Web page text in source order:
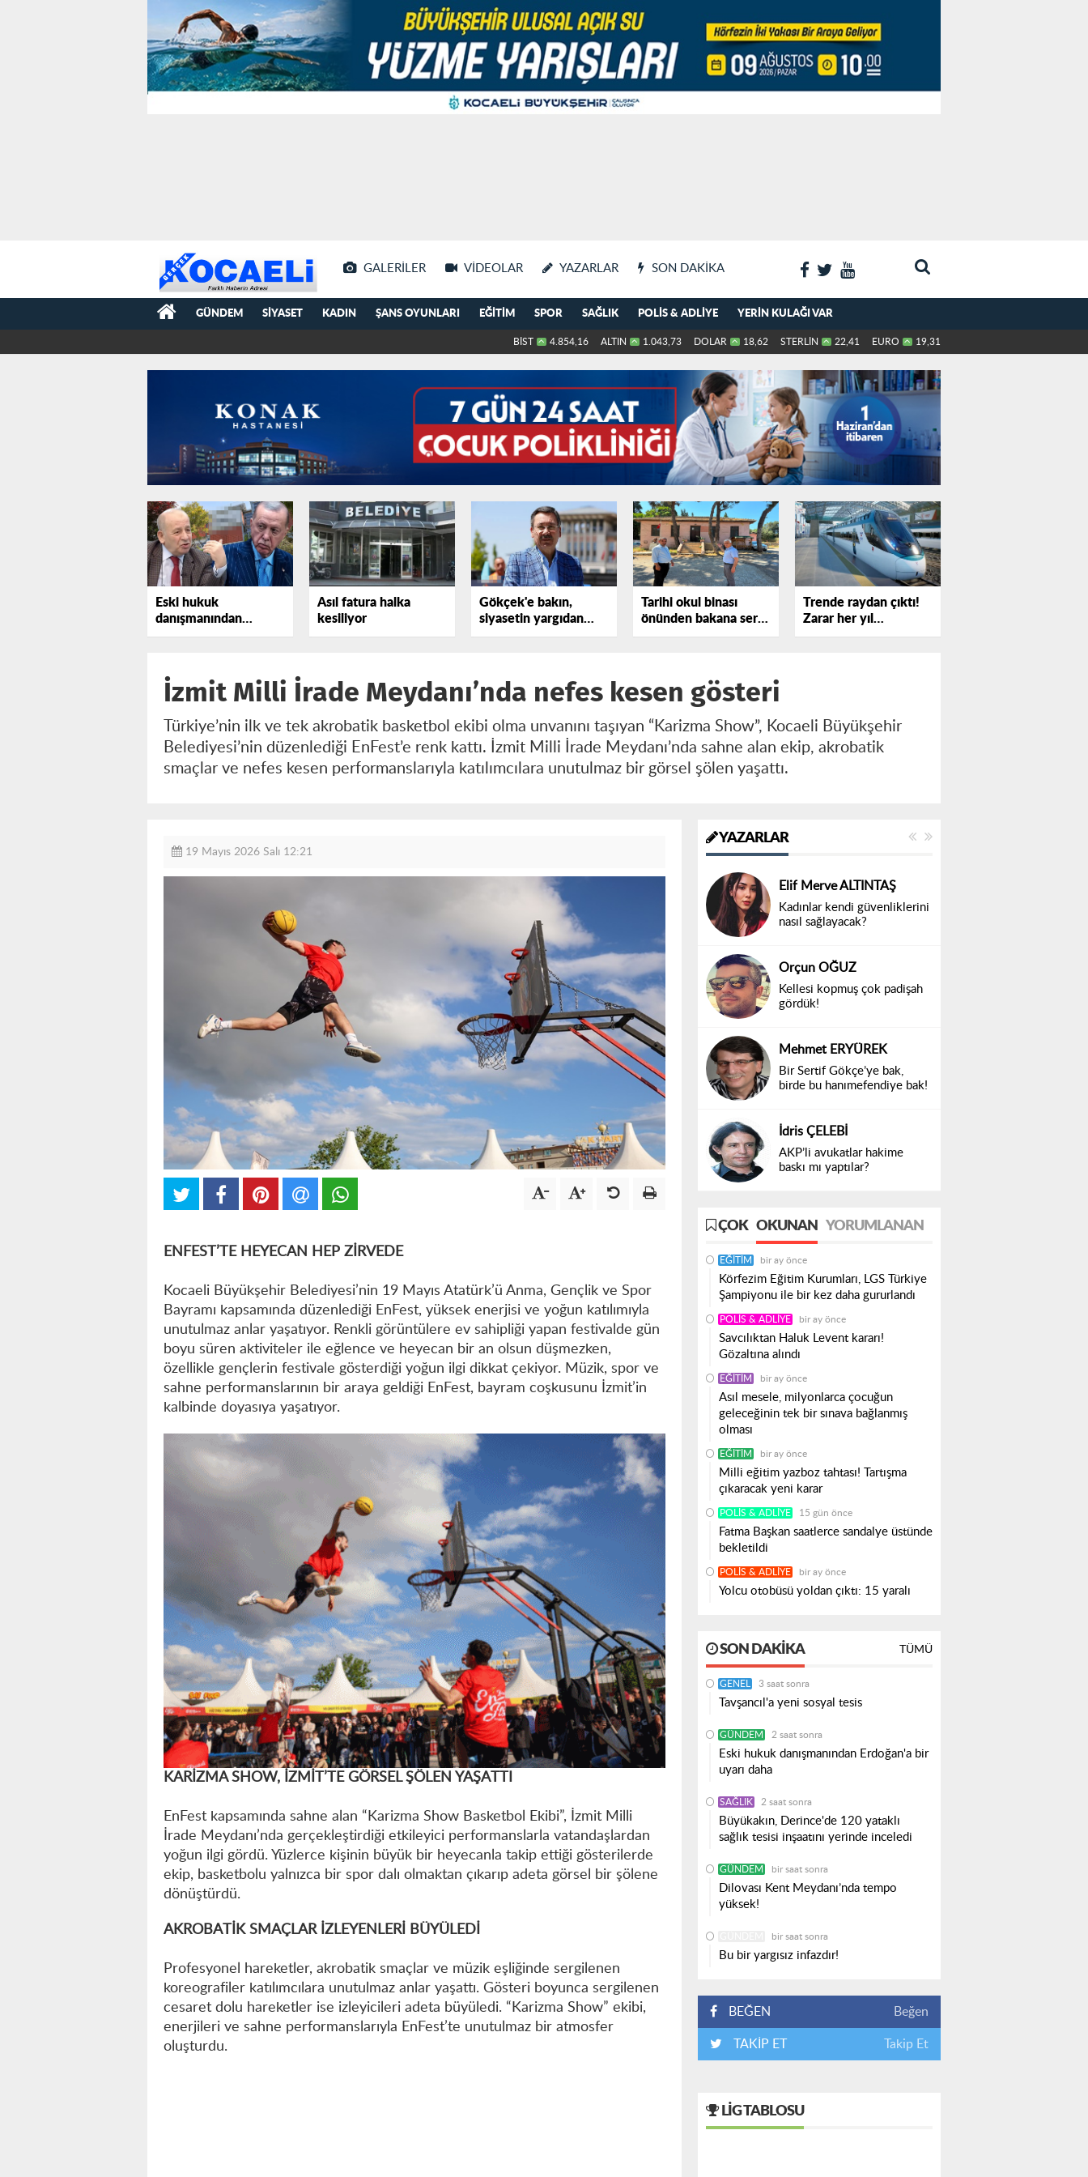
GALERILER VIDEOLAR YAZARLAR SON DAKIKA
GÜNDEM SIYASET KADIN ŞANS OYUNLARI EĞITIM SPOR SAĞLIK POLIS & ADLIYE YERIN KULAĞI VAR
BİST 4.854,16 ALTIN 1.043,73 DOLAR 18,62 STERLİN 22,41 EURO 19,31
Eski hukuk
danışmanından
Erdoğan'a bir uyarı
Asıl fatura halka
kesiliyor
Gökçek'e bakın,
siyasetin yargıdan
elini çekmediğini
Tarihi okul binası
önünden bakana sert
tepki gösterdi!
Trende raydan çıktı!
Zarar her yıl
katlanıyor
İzmit Milli İrade Meydanı’nda nefes kesen gösteri
Türkiye’nin ilk ve tek akrobatik basketbol ekibi olma unvanını taşıyan “Karizma Show”, Kocaeli Büyükşehir
Belediyesi’nin düzenlediği EnFest’e renk kattı. İzmit Milli İrade Meydanı’nda sahne alan ekip, akrobatik
smaçlar ve nefes kesen performanslarıyla katılımcılara unutulmaz bir görsel şölen yaşattı.
19 Mayıs 2026 Salı 12:21
ENFEST’TE HEYECAN HEP ZİRVEDE
Kocaeli Büyükşehir Belediyesi’nin 19 Mayıs Atatürk’ü Anma, Gençlik ve Spor
Bayramı kapsamında düzenlediği EnFest, yüksek enerjisi ve yoğun katılımıyla
unutulmaz anlar yaşatıyor. Renkli görüntülere ev sahipliği yapan festivalde gün
boyu süren aktiviteler ile eğlence ve heyecan bir an olsun düşmezken,
özellikle gençlerin festivale gösterdiği yoğun ilgi dikkat çekiyor. Müzik, spor ve
sahne performanslarının bir araya geldiği EnFest, bayram coşkusunu İzmit’in
kalbinde doyasıya yaşatıyor.
KARİZMA SHOW, İZMİT’TE GÖRSEL ŞÖLEN YAŞATTI
EnFest kapsamında sahne alan “Karizma Show Basketbol Ekibi”, İzmit Milli
İrade Meydanı’nda gerçekleştirdiği etkileyici performanslarla vatandaşlardan
yoğun ilgi gördü. Yüzlerce kişinin büyük bir heyecanla takip ettiği gösterilerde
ekip, basketbolu yalnızca bir spor dalı olmaktan çıkarıp adeta görsel bir şölene
dönüştürdü.
AKROBATİK SMAÇLAR İZLEYENLERİ BÜYÜLEDİ
Profesyonel hareketler, akrobatik smaçlar ve müzik eşliğinde sergilenen
koreografiler katılımcılara unutulmaz anlar yaşattı. Gösteri boyunca sergilenen
cesaret dolu hareketler ise izleyicileri adeta büyüledi. “Karizma Show” ekibi,
enerjileri ve sahne performanslarıyla EnFest’te unutulmaz bir atmosfer
oluşturdu.
YAZARLAR
Elif Merve ALTINTAŞ
Kadınlar kendi güvenliklerini
nasıl sağlayacak?
Orçun OĞUZ
Kellesi kopmuş çok padişah
gördük!
Mehmet ERYÜREK
Bir Sertif Gökçe’ye bak,
birde bu hanımefendiye bak!
İdris ÇELEBİ
AKP’li avukatlar hakime
baskı mı yaptılar?
ÇOK OKUNAN YORUMLANAN
EĞITIM bir ay önce
Körfezim Eğitim Kurumları, LGS Türkiye
Şampiyonu ile bir kez daha gururlandı
POLIS & ADLIYE bir ay önce
Savcılıktan Haluk Levent kararı!
Gözaltına alındı
EĞITIM bir ay önce
Asıl mesele, milyonlarca çocuğun
geleceğinin tek bir sınava bağlanmış
olması
EĞITIM bir ay önce
Milli eğitim yazboz tahtası! Tartışma
çıkaracak yeni karar
POLIS & ADLIYE 15 gün önce
Fatma Başkan saatlerce sandalye üstünde
bekletildi
POLIS & ADLIYE bir ay önce
Yolcu otobüsü yoldan çıktı: 15 yaralı
SON DAKIKA TÜMÜ
GENEL 3 saat sonra
Tavşancıl'a yeni sosyal tesis
GÜNDEM 2 saat sonra
Eski hukuk danışmanından Erdoğan'a bir
uyarı daha
SAĞLIK 2 saat sonra
Büyükakın, Derince'de 120 yataklı
sağlık tesisi inşaatını yerinde inceledi
GÜNDEM bir saat sonra
Dilovası Kent Meydanı’nda tempo
yüksek!
bir saat sonra
Bu bir yargısız infazdır!
BEĞEN Beğen
TAKİP ET Takip Et
LIG TABLOSU